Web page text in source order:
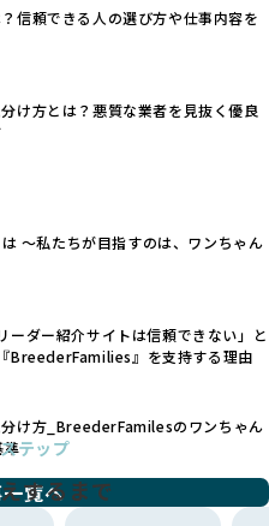
まれるリスクが高まりま
んを大切にする「優良ブリ
法令を超えた独自の基準を
境の厳格なチェックを行っ
では、母犬の出産負担を考
心身ともに疲弊するケース
ットのために食事を減らし
適切な健康管理が行われな
が犠牲にされることも少な
ミックス犬の繁殖や、愛情
です。これらのブリーディ
無視し、利益のみを追求す
消費者にとっても深刻な課
ンちゃんに優しくないブ
てのワンちゃんを家族のよ
る「優良ブリーダー」のみ
とがあり、中には麻酔なし
す。
こちら
て方のポイントを理解し、
識と豊富な経験が欠かせま
り、それぞれに特有の健康
ブルを抱えやすく、ラブラ
成不全への注意が必要で
熟知し、適切なケアを提供
専門性に大きく関わりま
一般的に3種以内）に絞って
しています。これにより、
て質の高いケアを提供する
や需要に応じて扱う犬種を
なる健康問題や適切な育成
ります。こうしたブリーダ
信頼できる人の選び方や仕事内容を
け方とは？悪質な業者を見抜く優良
〜私たちが目指すのは、ワンちゃん
ーダー紹介サイトは信頼できない」と
BreederFamilies』を支持する理由
け方_BreederFamilesのワンちゃん
準
覧へ
テップ
するまで